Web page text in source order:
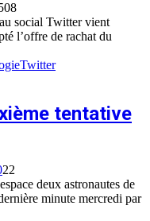
social Twitter vient
l’offre de rachat du
Twitter
tentative
22
deux astronautes de
minute mercredi par